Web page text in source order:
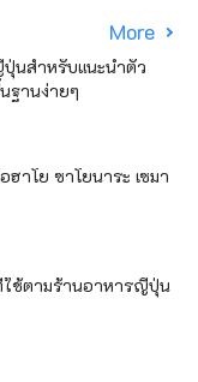
More
ปุ่นสำหรับแนะนำตัว
ฐานง่ายๆ
าโย ซาโยนาระ เซมา
ช้ตามร้านอาหารญี่ปุ่น